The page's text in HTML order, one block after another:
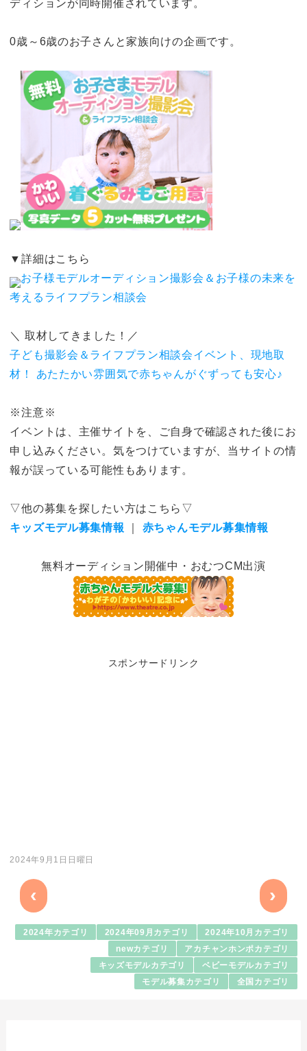
ディションが同時開催されています。
0歳～6歳のお子さんと家族向けの企画です。
▼詳細はこちら
お子様モデルオーディション撮影会＆お子様の未来を
考えるライフプラン相談会
＼ 取材してきました！／
子ども撮影会＆ライフプラン相談会イベント、現地取
材！ あたたかい雰囲気で赤ちゃんがぐずっても安心♪
※注意※
イベントは、主催サイトを、ご自身で確認された後にお
申し込みください。気をつけていますが、当サイトの情
報が誤っている可能性もあります。
▽他の募集を探したい方はこちら▽
キッズモデル募集情報
赤ちゃんモデル募集情報
無料オーディション開催中・おむつCM出演
スポンサードリンク
2024年9月1日日曜日
‹ ›
2024年カテゴリ 2024年09月カテゴリ 2024年10月カテゴリ
newカテゴリ アカチャンホンポカテゴリ
キッズモデルカテゴリ ベビーモデルカテゴリ
モデル募集カテゴリ 全国カテゴリ